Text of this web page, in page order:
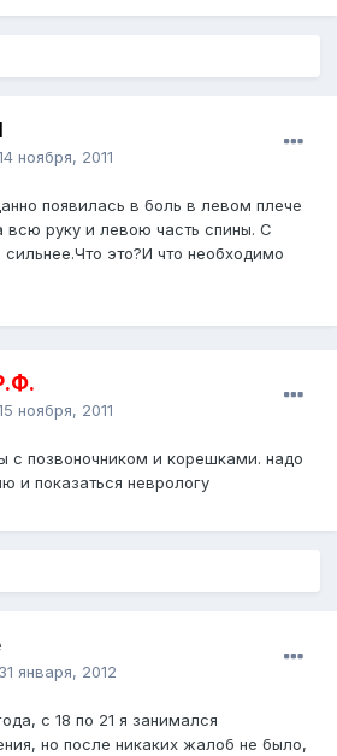
ноября, 2011
появилась в боль в левом плече
всю руку и левою часть спины. С
это?И что необходимо
ноября, 2011
с позвоночником и корешками. надо
и показаться неврологу
31 января, 2012
с 18 по 21 я занимался
но после никаких жалоб не было,